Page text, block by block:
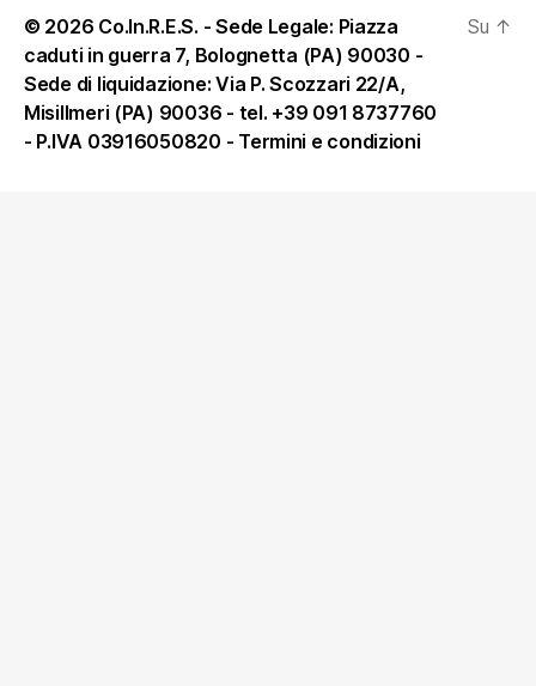
© 2026 Co.In.R.E.S. - Sede Legale: Piazza
caduti in guerra 7, Bolognetta (PA) 90030 -
Sede di liquidazione: Via P. Scozzari 22/A,
Misillmeri (PA) 90036 - tel. +39 091 8737760
- P.IVA 03916050820 - Termini e condizioni
Su ↑